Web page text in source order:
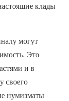
клады
могут
Это
и в
своего
нумизматы